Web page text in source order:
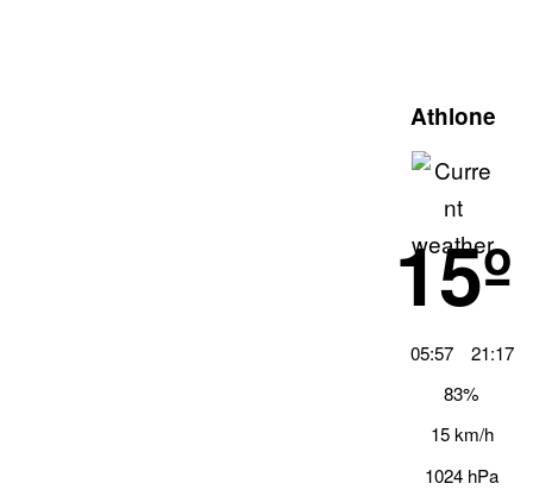
Athlone
15º
05:57
21:17
83%
15 km/h
1024 hPa